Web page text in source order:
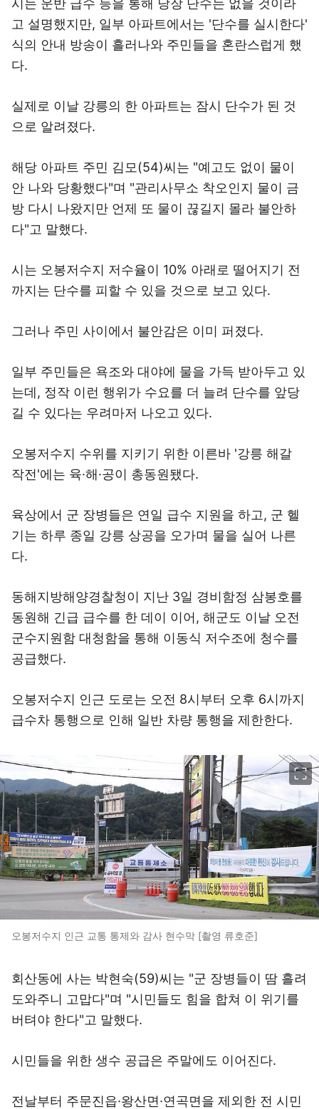
시는 운반 급수 등을 통해 당장 단수는 없을 것이라
고 설명했지만, 일부 아파트에서는 '단수를 실시한다'
식의 안내 방송이 흘러나와 주민들을 혼란스럽게 했
다.
실제로 이날 강릉의 한 아파트는 잠시 단수가 된 것
으로 알려졌다.
해당 아파트 주민 김모(54)씨는 "예고도 없이 물이
안 나와 당황했다"며 "관리사무소 착오인지 물이 금
방 다시 나왔지만 언제 또 물이 끊길지 몰라 불안하
다"고 말했다.
시는 오봉저수지 저수율이 10% 아래로 떨어지기 전
까지는 단수를 피할 수 있을 것으로 보고 있다.
그러나 주민 사이에서 불안감은 이미 퍼졌다.
일부 주민들은 욕조와 대야에 물을 가득 받아두고 있
는데, 정작 이런 행위가 수요를 더 늘려 단수를 앞당
길 수 있다는 우려마저 나오고 있다.
오봉저수지 수위를 지키기 위한 이른바 '강릉 해갈
작전'에는 육·해·공이 총동원됐다.
육상에서 군 장병들은 연일 급수 지원을 하고, 군 헬
기는 하루 종일 강릉 상공을 오가며 물을 실어 나른
다.
동해지방해양경찰청이 지난 3일 경비함정 삼봉호를
동원해 긴급 급수를 한 데이 이어, 해군도 이날 오전
군수지원함 대청함을 통해 이동식 저수조에 청수를
공급했다.
오봉저수지 인근 도로는 오전 8시부터 오후 6시까지
급수차 통행으로 인해 일반 차량 통행을 제한한다.
오봉저수지 인근 교통 통제와 감사 현수막 [촬영 류호준]
회산동에 사는 박현숙(59)씨는 "군 장병들이 땀 흘려
도와주니 고맙다"며 "시민들도 힘을 합쳐 이 위기를
버텨야 한다"고 말했다.
시민들을 위한 생수 공급은 주말에도 이어진다.
전날부터 주문진읍·왕산면·연곡면을 제외한 전 시민